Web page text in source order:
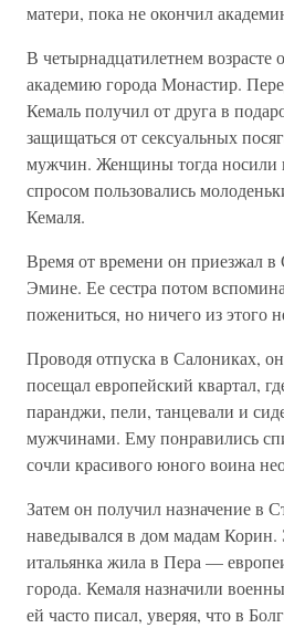
матери, пока не окончил
В четырнадцатилетнем возрасте
академию города Монастир.
Кемаль получил от друга в
защищаться от сексуальных
мужчин. Женщины тогда носили
спросом пользовались
Кемаля.
Время от времени он приезжал в
Эмине. Ее сестра потом
пожениться, но ничего из этого
Проводя отпуска в Салониках,
посещал европейский квартал,
паранджи, пели, танцевали и
мужчинами. Ему понравились
сочли красивого юного воина
Затем он получил назначение в
наведывался в дом мадам Корин.
итальянка жила в Пера —
города. Кемаля назначили
ей часто писал, уверяя, что в